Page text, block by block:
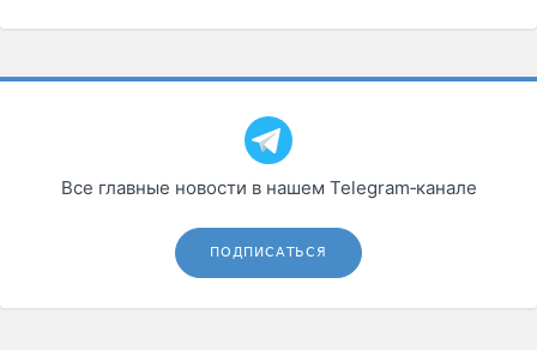
Все главные новости в нашем Telegram‑канале
ПОДПИСАТЬСЯ